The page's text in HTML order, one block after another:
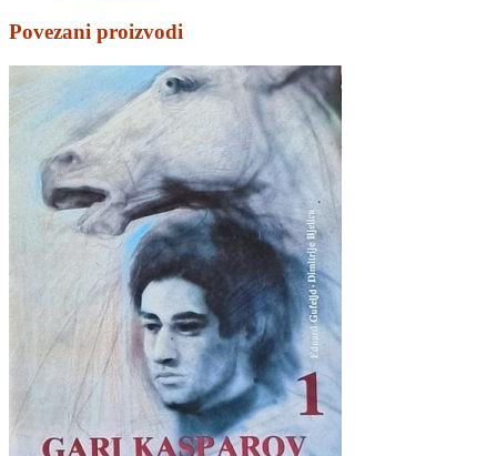
Povezani proizvodi